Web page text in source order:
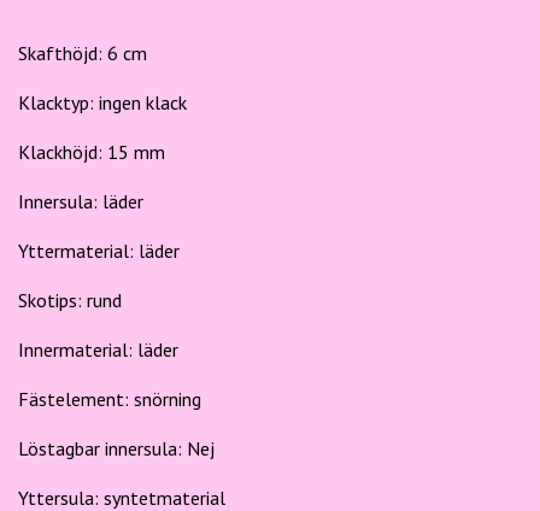
Skafthöjd: 6 cm
Klacktyp: ingen klack
Klackhöjd: 15 mm
Innersula: läder
Yttermaterial: läder
Skotips: rund
Innermaterial: läder
Fästelement: snörning
Löstagbar innersula: Nej
Yttersula: syntetmaterial